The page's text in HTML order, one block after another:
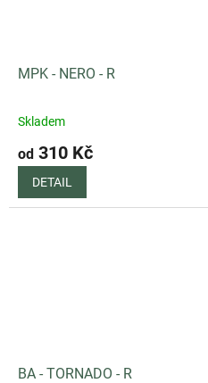
MPK - NERO - R
Skladem
od 310 Kč
DETAIL
BA - TORNADO - R